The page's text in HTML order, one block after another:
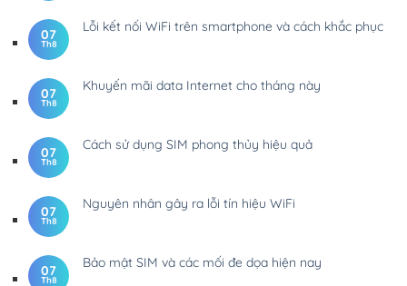
07
Th8
Lỗi kết nối WiFi trên smartphone và cách khắc phục
07
Th8
Khuyến mãi data Internet cho tháng này
07
Th8
Cách sử dụng SIM phong thủy hiệu quả
07
Th8
Nguyên nhân gây ra lỗi tín hiệu WiFi
07
Th8
Bảo mật SIM và các mối đe dọa hiện nay